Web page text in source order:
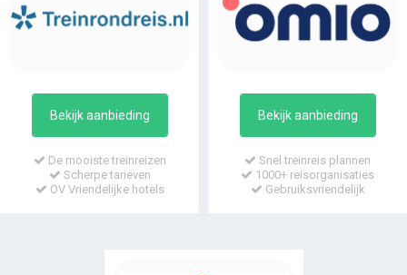
Bekijk aanbieding
De mooiste treinreizen
Scherpe tarieven
OV Vriendelijke hotels
Bekijk aanbieding
Snel treinreis plannen
1000+ reisorganisaties
Gebruiksvriendelijk